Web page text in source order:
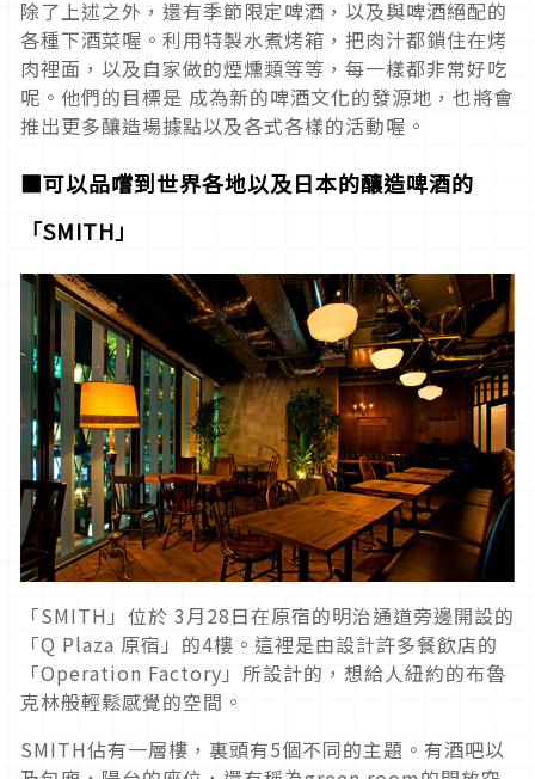
除了上述之外，還有季節限定啤酒，以及與啤酒絕配的
各種下酒菜喔。利用特製水煮烤箱，把肉汁都鎖住在烤
肉裡面，以及自家做的煙燻類等等，每一樣都非常好吃
呢。他們的目標是 成為新的啤酒文化的發源地，也將會
推出更多釀造場據點以及各式各樣的活動喔。
■可以品嚐到世界各地以及日本的釀造啤酒的
「SMITH」
「SMITH」位於 3月28日在原宿的明治通道旁邊開設的
「Q Plaza 原宿」的4樓。這裡是由設計許多餐飲店的
「Operation Factory」所設計的，想給人紐約的布魯
克林般輕鬆感覺的空間。
SMITH佔有一層樓，裏頭有5個不同的主題。有酒吧以